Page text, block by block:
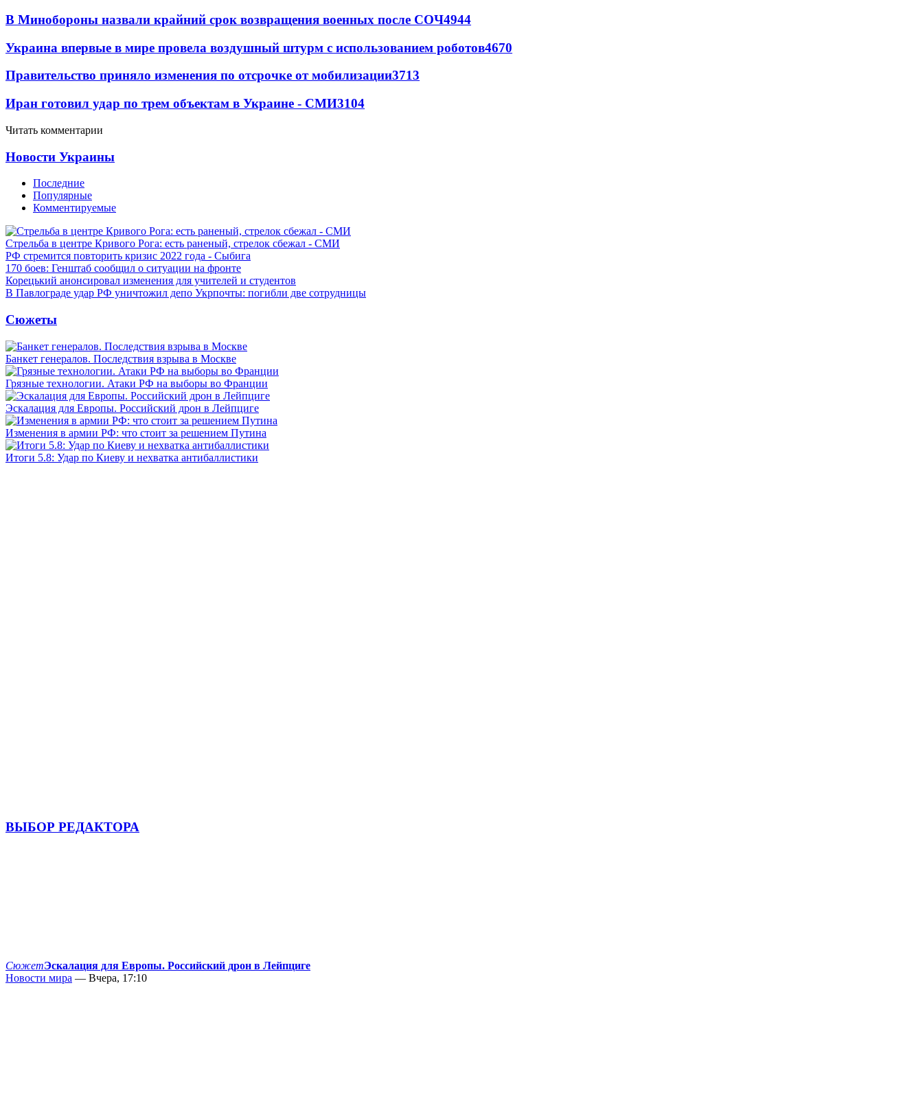
В Минобороны назвали крайний срок возвращения военных после СОЧ4944
Украина впервые в мире провела воздушный штурм с использованием роботов4670
Правительство приняло изменения по отсрочке от мобилизации3713
Иран готовил удар по трем объектам в Украине - СМИ3104
Читать комментарии
Новости Украины
Последние
Популярные
Комментируемые
Стрельба в центре Кривого Рога: есть раненый, стрелок сбежал - СМИ
РФ стремится повторить кризис 2022 года - Сыбига
170 боев: Генштаб сообщил о ситуации на фронте
Корецький анонсировал изменения для учителей и студентов
В Павлограде удар РФ уничтожил депо Укрпочты: погибли две сотрудницы
Сюжеты
Банкет генералов. Последствия взрыва в Москве
Грязные технологии. Атаки РФ на выборы во Франции
Эскалация для Европы. Российский дрон в Лейпциге
Изменения в армии РФ: что стоит за решением Путина
Итоги 5.8: Удар по Киеву и нехватка антибаллистики
ВЫБОР РЕДАКТОРА
СюжетЭскалация для Европы. Российский дрон в Лейпциге
Новости мира — Вчера, 17:10